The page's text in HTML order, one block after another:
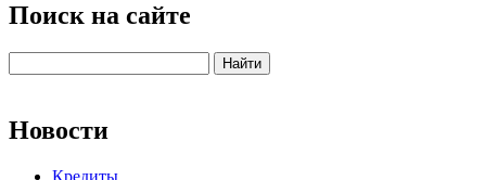
Поиск на сайте
Новости
Кредиты